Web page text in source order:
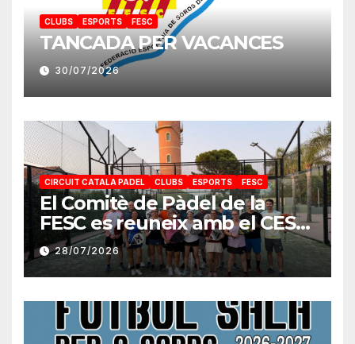
CLUBS ESPORTS FESC
TANCADA PER VACANCES
30/07/2026
CIRCUIT CATALA PADEL CLUBS ESPORTS FESC
El Comitè de Pàdel de la
FESC es reuneix amb el CES
Cambrils per preparar la nova
temporada
28/07/2026